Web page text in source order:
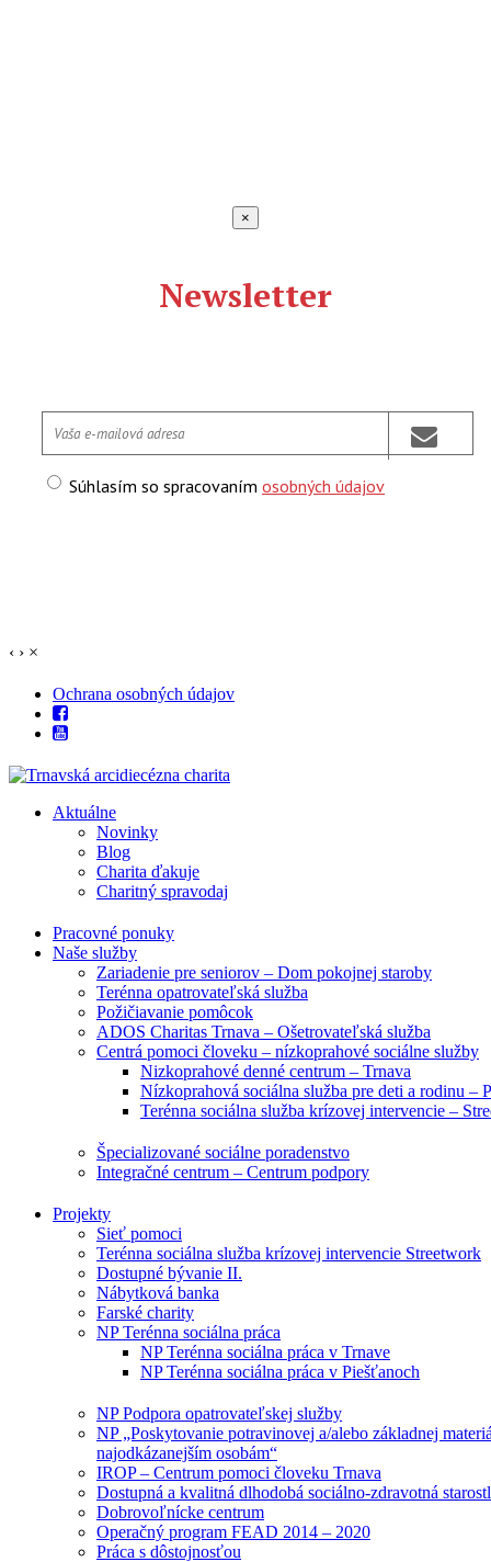
×
Newsletter
Súhlasím so spracovaním osobných údajov
‹ › ×
Ochrana osobných údajov
Aktuálne
Novinky
Blog
Charita ďakuje
Charitný spravodaj
Pracovné ponuky
Naše služby
Zariadenie pre seniorov – Dom pokojnej staroby
Terénna opatrovateľská služba
Požičiavanie pomôcok
ADOS Charitas Trnava – Ošetrovateľská služba
Centrá pomoci človeku – nízkoprahové sociálne služby
Nizkoprahové denné centrum – Trnava
Nízkoprahová sociálna služba pre deti a rodinu –
Terénna sociálna služba krízovej intervencie –
Špecializované sociálne poradenstvo
Integračné centrum – Centrum podpory
Projekty
Sieť pomoci
Terénna sociálna služba krízovej intervencie Streetwork
Dostupné bývanie II.
Nábytková banka
Farské charity
NP Terénna sociálna práca
NP Terénna sociálna práca v Trnave
NP Terénna sociálna práca v Piešťanoch
NP Podpora opatrovateľskej služby
NP „Poskytovanie potravinovej a/alebo základnej
najodkázanejším osobám“
IROP – Centrum pomoci človeku Trnava
Dostupná a kvalitná dlhodobá sociálno-zdravotná
Dobrovoľnícke centrum
Operačný program FEAD 2014 – 2020
Práca s dôstojnosťou